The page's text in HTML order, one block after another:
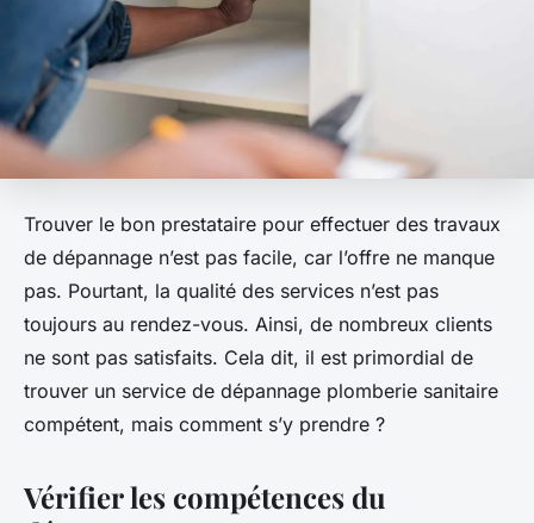
Trouver le bon prestataire pour effectuer des travaux
de dépannage n’est pas facile, car l’offre ne manque
pas. Pourtant, la qualité des services n’est pas
toujours au rendez-vous. Ainsi, de nombreux clients
ne sont pas satisfaits. Cela dit, il est primordial de
trouver un service de dépannage plomberie sanitaire
compétent, mais comment s’y prendre ?
Vérifier les compétences du